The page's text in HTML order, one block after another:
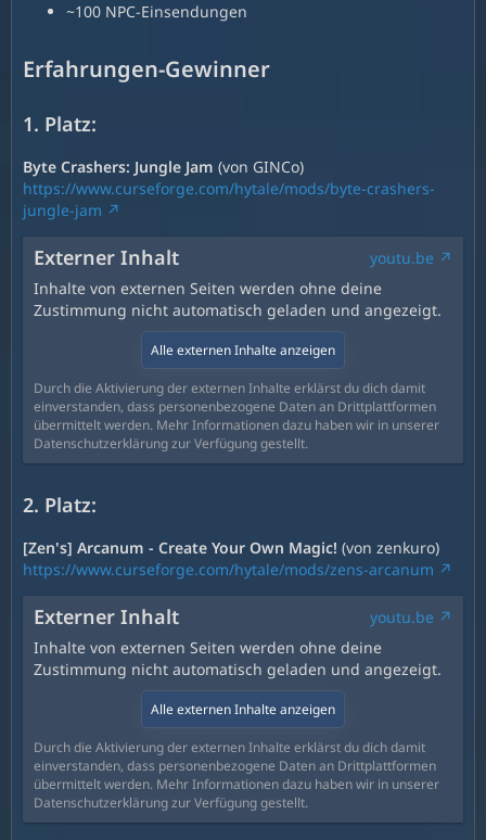
~100 NPC-Einsendungen
Erfahrungen-Gewinner
1. Platz:
Byte Crashers: Jungle Jam (von GINCo)
https://www.curseforge.com/hytale/mods/byte-crashers-
jungle-jam
Externer Inhalt
youtu.be
Inhalte von externen Seiten werden ohne deine
Zustimmung nicht automatisch geladen und angezeigt.
Alle externen Inhalte anzeigen
Durch die Aktivierung der externen Inhalte erklärst du dich damit
einverstanden, dass personenbezogene Daten an Drittplattformen
übermittelt werden. Mehr Informationen dazu haben wir in unserer
Datenschutzerklärung zur Verfügung gestellt.
2. Platz:
[Zen's] Arcanum - Create Your Own Magic! (von zenkuro)
https://www.curseforge.com/hytale/mods/zens-arcanum
Externer Inhalt
youtu.be
Inhalte von externen Seiten werden ohne deine
Zustimmung nicht automatisch geladen und angezeigt.
Alle externen Inhalte anzeigen
Durch die Aktivierung der externen Inhalte erklärst du dich damit
einverstanden, dass personenbezogene Daten an Drittplattformen
übermittelt werden. Mehr Informationen dazu haben wir in unserer
Datenschutzerklärung zur Verfügung gestellt.